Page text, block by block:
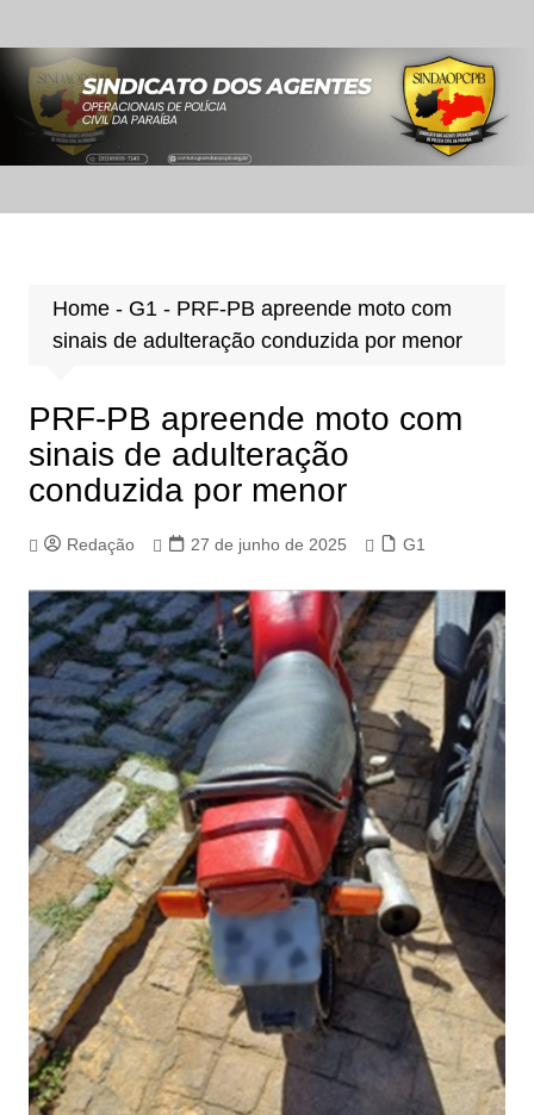
para
conteúdo
Home- G1 - PRF-PB apreende moto com
sinais de adulteração conduzida por menor
PRF-PB apreende moto com
sinais de adulteração
conduzida por menor
Redação 27 de junho de 2025 G1